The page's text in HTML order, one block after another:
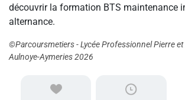
découvrir la formation BTS maintenance
alternance.
©Parcoursmetiers - Lycée Professionnel Pierre et
Aulnoye-Aymeries 2026